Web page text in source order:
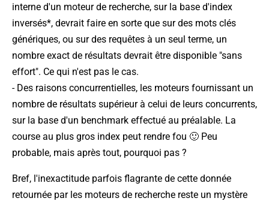
interne d'un moteur de recherche, sur la base d'index
inversés*, devrait faire en sorte que sur des mots clés
génériques, ou sur des requêtes à un seul terme, un
nombre exact de résultats devrait être disponible "sans
effort". Ce qui n'est pas le cas.
- Des raisons concurrentielles, les moteurs fournissant un
nombre de résultats supérieur à celui de leurs concurrents,
sur la base d'un benchmark effectué au préalable. La
course au plus gros index peut rendre fou 🙂 Peu
probable, mais après tout, pourquoi pas ?
Bref, l'inexactitude parfois flagrante de cette donnée
retournée par les moteurs de recherche reste un mystère